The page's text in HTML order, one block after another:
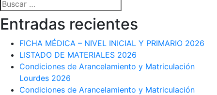
entradas
Buscar:
Entradas recientes
FICHA MÉDICA – NIVEL INICIAL Y PRIMARIO 2026
LISTADO DE MATERIALES 2026
Condiciones de Arancelamiento y Matriculación
Lourdes 2026
Condiciones de Arancelamiento y Matriculación